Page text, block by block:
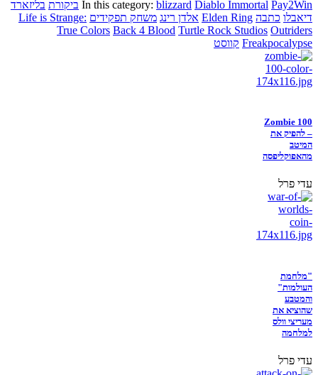
In this category: blizzard Diablo Immortal Pay2Win ביקורת בליזארד
דיאבלו כתבה Elden Ring אלדן רינג משחק תפקידים Life is Strange:
True Colors Back 4 Blood Turtle Rock Studios Outriders
Freakpocalypse קווסט
Zombie 100
– להפיק את
המיטב
מהאפוקליפסה
עדי פרל
"מלחמת
העולמות"
והמטבע
שהוציא את
מעריצי וולס
למלחמה
עדי פרל